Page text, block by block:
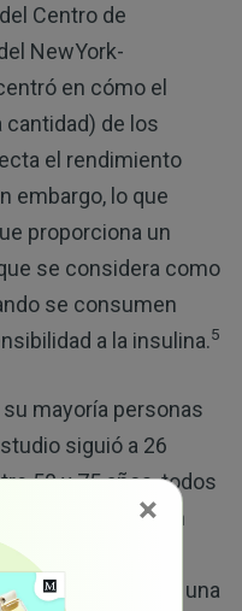
Centro de
NewYork-
en cómo el
cantidad) de los
el rendimiento
embargo, lo que
proporciona un
se considera como
se consumen
a la insulina.5
mayoría personas
siguió a 26
50 y 75 años, todos
controlada con
tipo 2 en
consumieron una
×